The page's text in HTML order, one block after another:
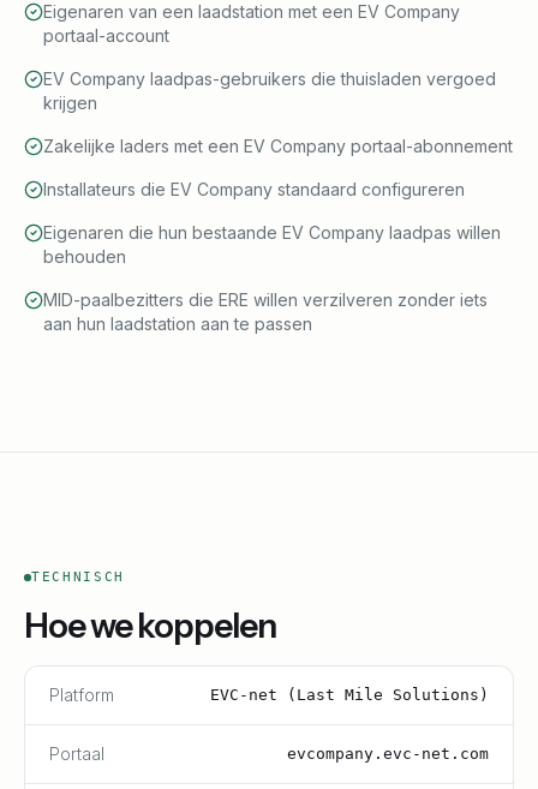
Eigenaren van een laadstation met een EV Company
portaal-account
EV Company laadpas-gebruikers die thuisladen vergoed
krijgen
Zakelijke laders met een EV Company portaal-abonnement
Installateurs die EV Company standaard configureren
Eigenaren die hun bestaande EV Company laadpas willen
behouden
MID-paalbezitters die ERE willen verzilveren zonder iets
aan hun laadstation aan te passen
TECHNISCH
Hoe we koppelen
Platform EVC-net (Last Mile Solutions)
Portaal evcompany.evc-net.com